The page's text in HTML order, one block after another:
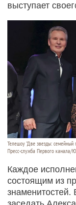
выступает
Телешоу "Две звезды: семейный
Пресс-служба Первого канала/
Каждое
состоящим из